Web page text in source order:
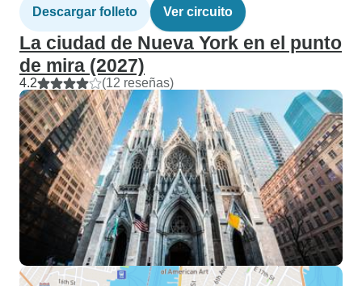
Descargar folleto Ver circuito
La ciudad de Nueva York en el punto
de mira (2027)
4.2 (12 reseñas)